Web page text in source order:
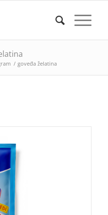
/ goveđa želatina